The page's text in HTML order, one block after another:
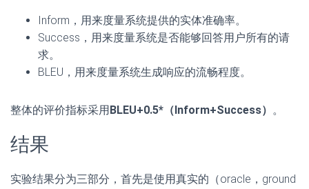
Inform，用来度量系统提供的实体准确率。
Success，用来度量系统是否能够回答用户所有的请
求。
BLEU，用来度量系统生成响应的流畅程度。
整体的评价指标采用BLEU+0.5*（Inform+Success） 。
结果
实验结果分为三部分，首先是使用真实的（oracle，ground